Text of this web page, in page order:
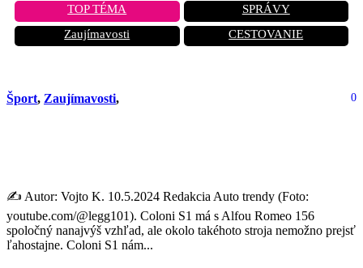
TOP TÉMA
SPRÁVY
Zaujímavosti
CESTOVANIE
Šport, Zaujímavosti, 0
✍️ Autor: Vojto K. 10.5.2024 Redakcia Auto trendy (Foto:
youtube.com/@legg101). Coloni S1 má s Alfou Romeo 156
spoločný nanajvýš vzhľad, ale okolo takéhoto stroja nemožno prejsť
ľahostajne. Coloni S1 nám...